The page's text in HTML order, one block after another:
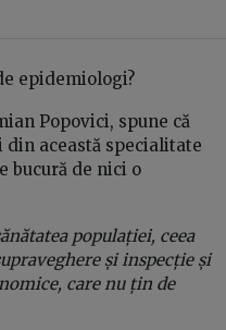
epidemiologi?
Popovici, spune că
această specialitate
bucură de nici o
populației, ceea
și inspecție și
care nu țin de